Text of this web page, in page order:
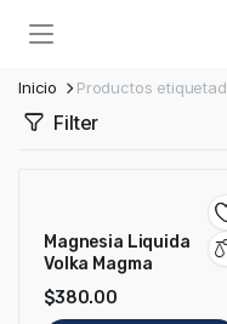
Inicio Productos
Filter
Magnesia Liquida
Volka Magma
$380.00